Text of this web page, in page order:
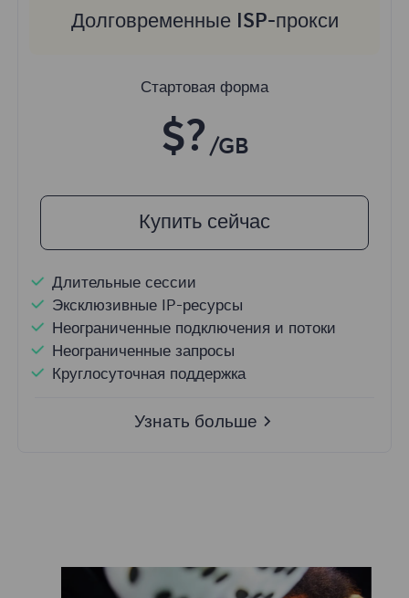
Долговременные ISP-прокси
Стартовая форма
$? /GB
Купить сейчас
Длительные сессии
Эксклюзивные IP-ресурсы
Неограниченные подключения и потоки
Неограниченные запросы
Круглосуточная поддержка
Узнать больше